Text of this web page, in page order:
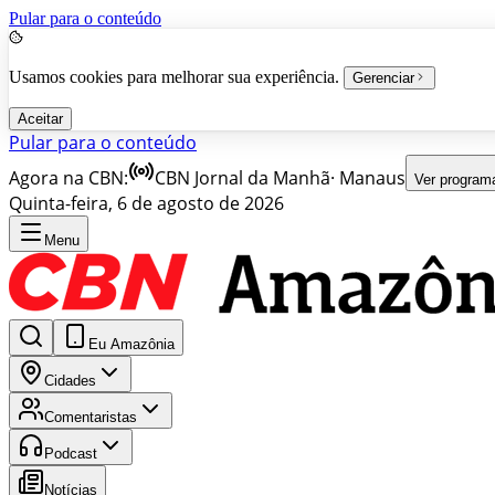
Pular para o conteúdo
Usamos cookies para melhorar sua experiência. Gerenciar
Aceitar
Pular para o conteúdo
Agora na CBN:
CBN Jornal da Manhã· Manaus Ver
Quinta-feira, 6 de agosto de 2026
Menu
Eu Amazônia
Cidades
Comentaristas
Podcast
Notícias